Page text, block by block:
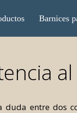
Barnices
duda entre dos